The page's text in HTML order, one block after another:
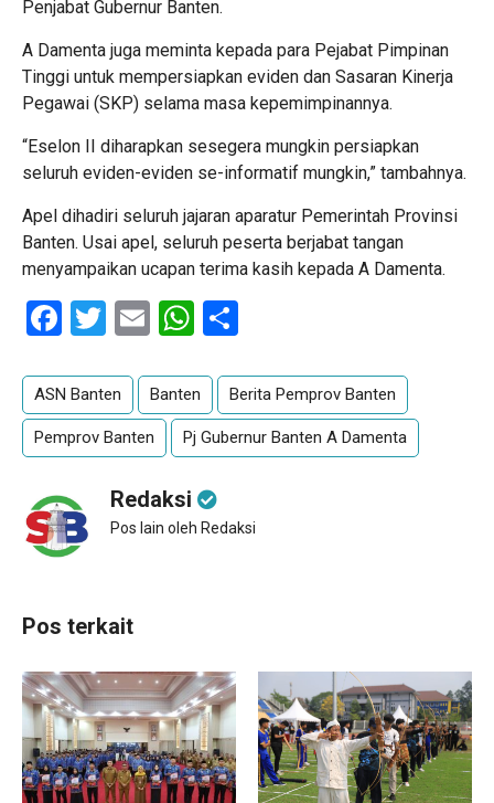
Penjabat Gubernur Banten.
A Damenta juga meminta kepada para Pejabat Pimpinan
Tinggi untuk mempersiapkan eviden dan Sasaran Kinerja
Pegawai (SKP) selama masa kepemimpinannya.
“Eselon II diharapkan sesegera mungkin persiapkan
seluruh eviden-eviden se-informatif mungkin,” tambahnya.
Apel dihadiri seluruh jajaran aparatur Pemerintah Provinsi
Banten. Usai apel, seluruh peserta berjabat tangan
menyampaikan ucapan terima kasih kepada A Damenta.
Facebook
Twitter
EmailWhatsApp
ASN Banten Banten Berita Pemprov Banten
Pemprov Banten Pj Gubernur Banten A Damenta
Redaksi
Pos lain oleh Redaksi
Pos terkait